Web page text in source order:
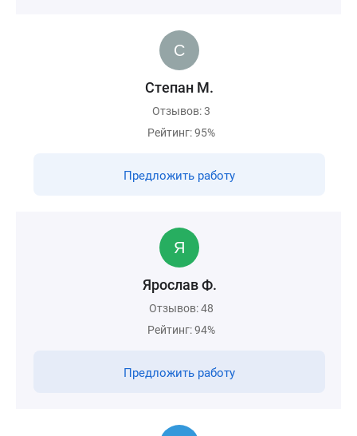
Степан М.
Отзывов: 3
Рейтинг: 95%
Предложить работу
Ярослав Ф.
Отзывов: 48
Рейтинг: 94%
Предложить работу